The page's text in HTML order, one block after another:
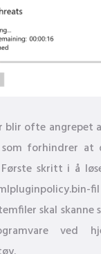
blir ofte angrepet
som forhindrer at
skritt i å
skal skanne
ved